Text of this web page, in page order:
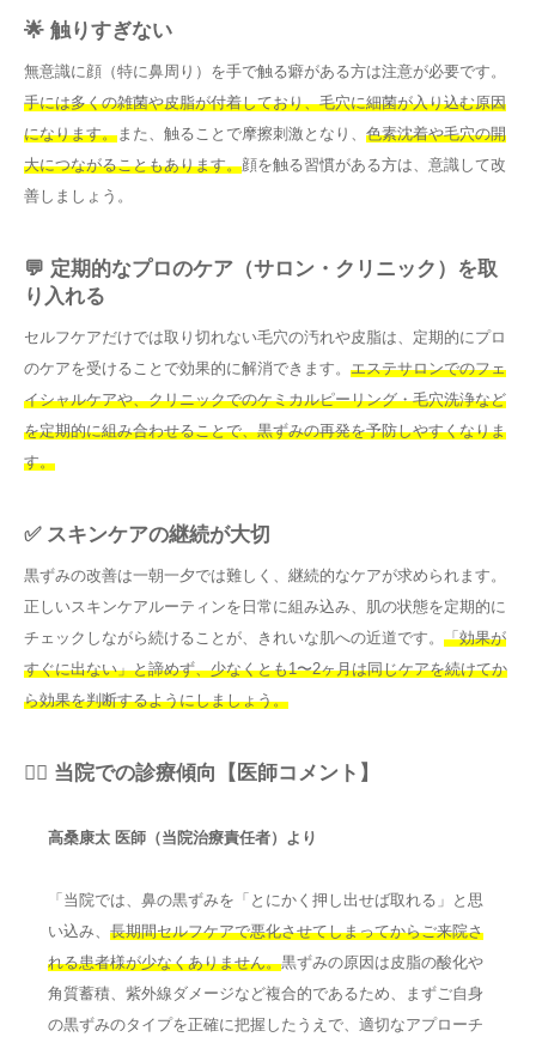
🌟 触りすぎない
無意識に顔（特に鼻周り）を手で触る癖がある方は注意が必要です。
手には多くの雑菌や皮脂が付着しており、毛穴に細菌が入り込む原因
になります。 また、触ることで摩擦刺激となり、 色素沈着や毛穴の開
大につながることもあります。顔を触る習慣がある方は、意識して改
善しましょう。
💬 定期的なプロのケア（サロン・クリニック）を取
り入れる
セルフケアだけでは取り切れない毛穴の汚れや皮脂は、定期的にプロ
のケアを受けることで効果的に解消できます。 エステサロンでのフェ
イシャルケアや、クリニックでのケミカルピーリング・毛穴洗浄など
を定期的に組み合わせることで、黒ずみの再発を予防しやすくなりま
す。
✅ スキンケアの継続が大切
黒ずみの改善は一朝一夕では難しく、継続的なケアが求められます。
正しいスキンケアルーティンを日常に組み込み、肌の状態を定期的に
チェックしながら続けることが、きれいな肌への近道です。 「効果が
すぐに出ない」と諦めず、少なくとも1〜2ヶ月は同じケアを続けてか
ら効果を判断するようにしましょう。
👨‍⚕️ 当院での診療傾向【医師コメント】
高桑康太 医師（当院治療責任者）より
「当院では、鼻の黒ずみを「とにかく押し出せば取れる」と思
い込み、 長期間セルフケアで悪化させてしまってからご来院さ
れる患者様が少なくありません。黒ずみの原因は皮脂の酸化や
角質蓄積、紫外線ダメージなど複合的であるため、まずご自身
の黒ずみのタイプを正確に把握したうえで、適切なアプローチ